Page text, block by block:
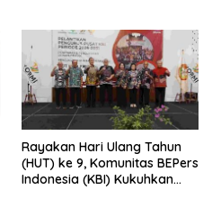
Rayakan Hari Ulang Tahun
(HUT) ke 9, Komunitas BEPers
Indonesia (KBI) Kukuhkan